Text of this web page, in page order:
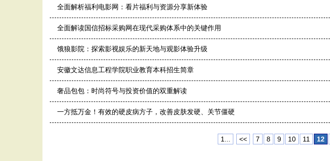
全面解析福利电影网：看片福利与资源分享新体验
全面解读国信招标采购网在现代采购体系中的关键作用
饿狼影院：探索影视娱乐的新天地与观影体验升级
安徽文达信息工程学院职业教育本科招生简章
奢品包包：时尚符号与投资价值的双重解读
一方抵万金！有效的硬皮病方子，改善皮肤发硬、关节僵硬
1... << 7 8 9 10 11 12